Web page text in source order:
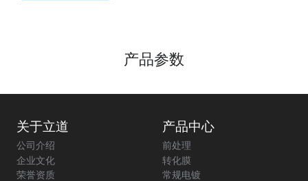
产品参数
关于立道
公司介绍
企业文化
荣誉资质
产品中心
前处理
转化膜
常规电镀